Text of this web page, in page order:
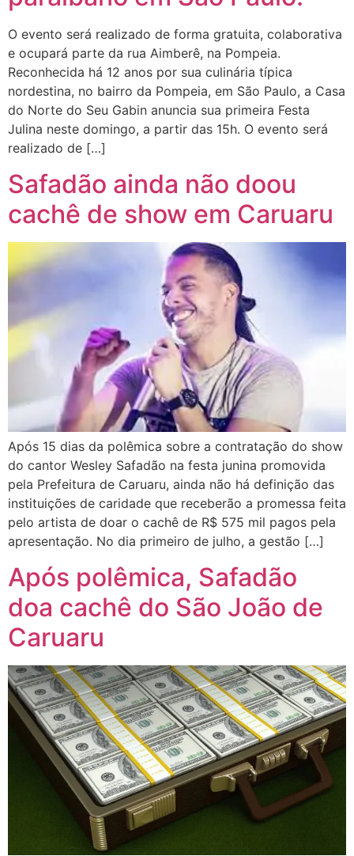
O evento será realizado de forma gratuita, colaborativa
e ocupará parte da rua Aimberê, na Pompeia.
Reconhecida há 12 anos por sua culinária típica
nordestina, no bairro da Pompeia, em São Paulo, a Casa
do Norte do Seu Gabin anuncia sua primeira Festa
Julina neste domingo, a partir das 15h. O evento será
realizado de […]
Safadão ainda não doou
cachê de show em Caruaru
Após 15 dias da polêmica sobre a contratação do show
do cantor Wesley Safadão na festa junina promovida
pela Prefeitura de Caruaru, ainda não há definição das
instituições de caridade que receberão a promessa feita
pelo artista de doar o cachê de R$ 575 mil pagos pela
apresentação. No dia primeiro de julho, a gestão […]
Após polêmica, Safadão
doa cachê do São João de
Caruaru